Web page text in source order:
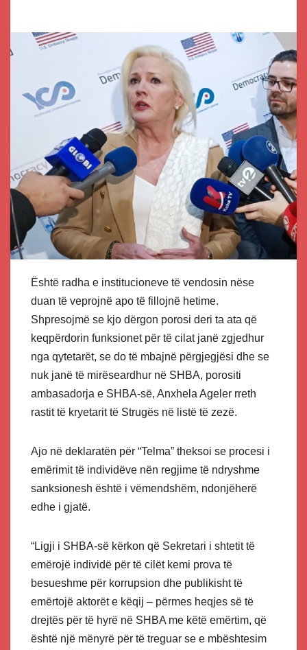
Është radha e institucioneve të vendosin nëse
duan të veprojnë apo të fillojnë hetime.
Shpresojmë se kjo dërgon porosi deri ta ata që
keqpërdorin funksionet për të cilat janë zgjedhur
nga qytetarët, se do të mbajnë përgjegjësi dhe se
nuk janë të mirëseardhur në SHBA, porositi
ambasadorja e SHBA-së, Anxhela Ageler rreth
rastit të kryetarit të Strugës në listë të zezë.
Ajo në deklaratën për “Telma” theksoi se procesi i
emërimit të individëve nën regjime të ndryshme
sanksionesh është i vëmendshëm, ndonjëherë
edhe i gjatë.
“Ligji i SHBA-së kërkon që Sekretari i shtetit të
emërojë individë për të cilët kemi prova të
besueshme për korrupsion dhe publikisht të
emërtojë aktorët e këqij – përmes heqjes së të
drejtës për të hyrë në SHBA me këtë emërtim, që
është një mënyrë për të treguar se e mbështesim